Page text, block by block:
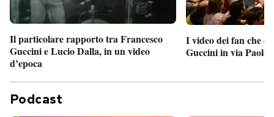
Il particolare rapporto tra Francesco
Guccini e Lucio Dalla, in un video
d’epoca
I video dei fan che
Guccini in via Paolo
Podcast